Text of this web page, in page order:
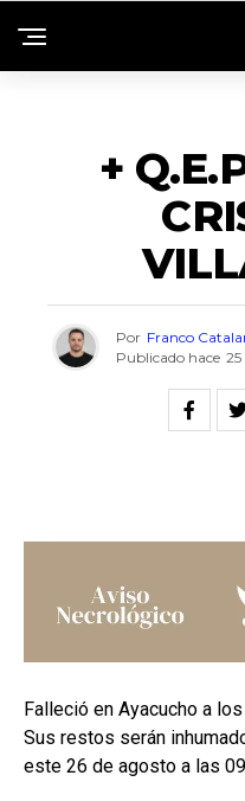
+
Por Franco
Publicado hace
Falleció en Ayacucho a
Sus restos serán
este 26 de agosto a las